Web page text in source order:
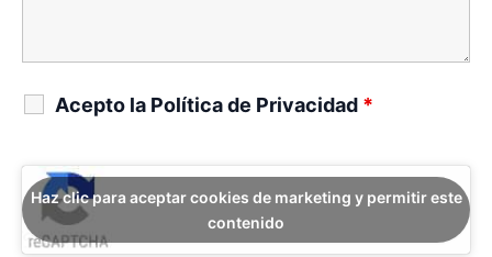
Acepto la Política de Privacidad *
Haz clic para aceptar cookies de marketing y permitir este
contenido